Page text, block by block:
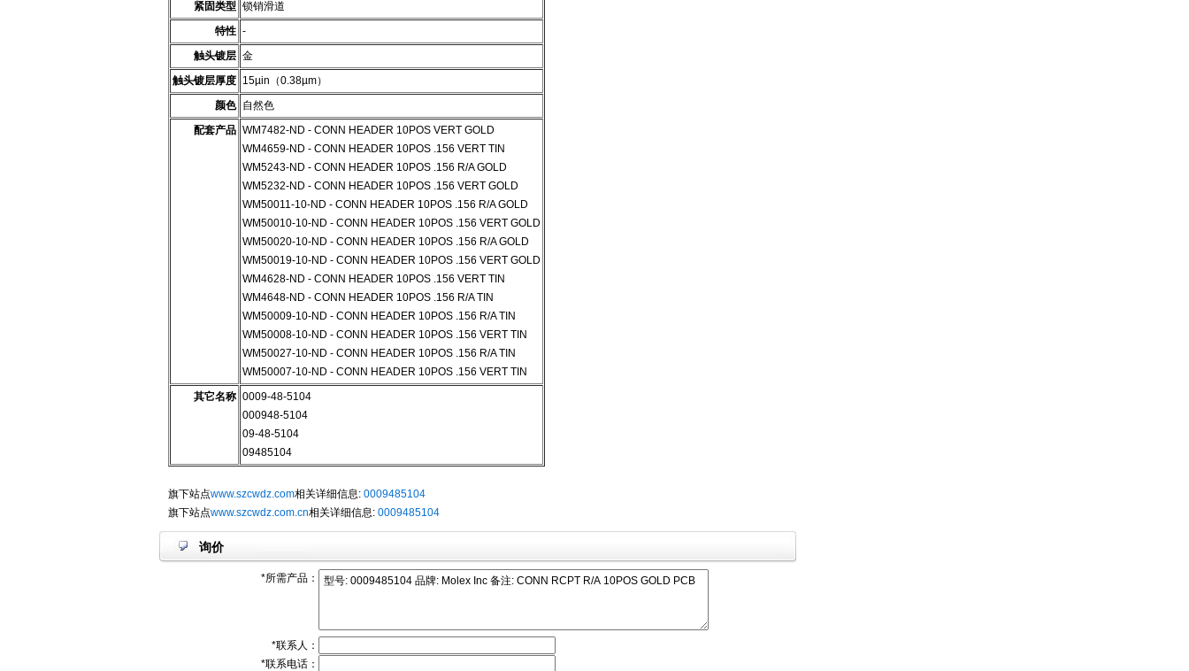
紧固类型 锁销滑道
特性 -
触头镀层 金
触头镀层厚度 15µin（0.38µm）
颜色 自然色
配套产品 WM7482-ND - CONN HEADER 10POS VERT GOLD
WM4659-ND - CONN HEADER 10POS .156 VERT TIN
WM5243-ND - CONN HEADER 10POS .156 R/A GOLD
WM5232-ND - CONN HEADER 10POS .156 VERT GOLD
WM50011-10-ND - CONN HEADER 10POS .156 R/A GOLD
WM50010-10-ND - CONN HEADER 10POS .156 VERT GOLD
WM50020-10-ND - CONN HEADER 10POS .156 R/A GOLD
WM50019-10-ND - CONN HEADER 10POS .156 VERT GOLD
WM4628-ND - CONN HEADER 10POS .156 VERT TIN
WM4648-ND - CONN HEADER 10POS .156 R/A TIN
WM50009-10-ND - CONN HEADER 10POS .156 R/A TIN
WM50008-10-ND - CONN HEADER 10POS .156 VERT TIN
WM50027-10-ND - CONN HEADER 10POS .156 R/A TIN
WM50007-10-ND - CONN HEADER 10POS .156 VERT TIN
其它名称 0009-48-5104
000948-5104
09-48-5104
09485104
旗下站点www.szcwdz.com相关详细信息: 0009485104
旗下站点www.szcwdz.com.cn相关详细信息: 0009485104
询价
*所需产品：
*联系人：
*联系电话：